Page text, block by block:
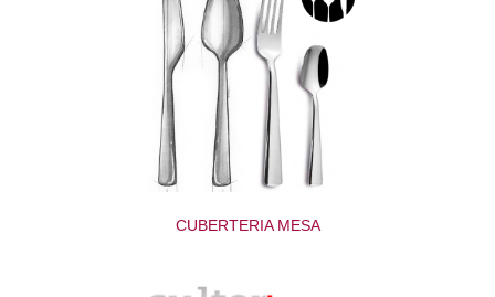
CUBERTERIA MESA